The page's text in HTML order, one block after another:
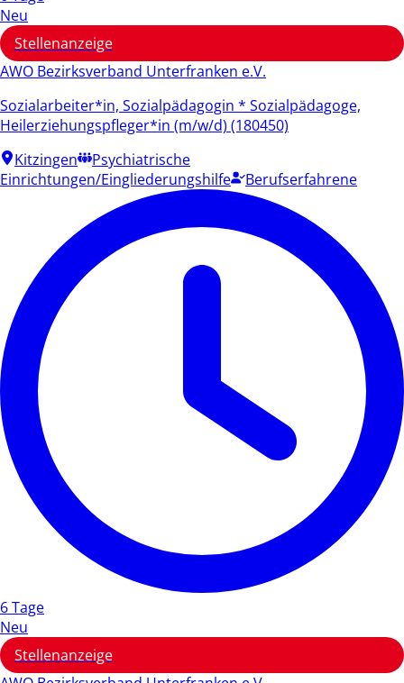
Neu
Stellenanzeige
AWO Bezirksverband Unterfranken e.V.
Sozialarbeiter*in, Sozialpädagogin * Sozialpädagoge,
Heilerziehungspfleger*in (m/w/d) (180450)
Kitzingen
Psychiatrische
Einrichtungen/Eingliederungshilfe
Berufserfahrene
6 Tage
Neu
Stellenanzeige